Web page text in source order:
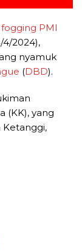
fogging PMI
4/2024),
nyamuk
(DBD).
(KK), yang
Ketanggi,